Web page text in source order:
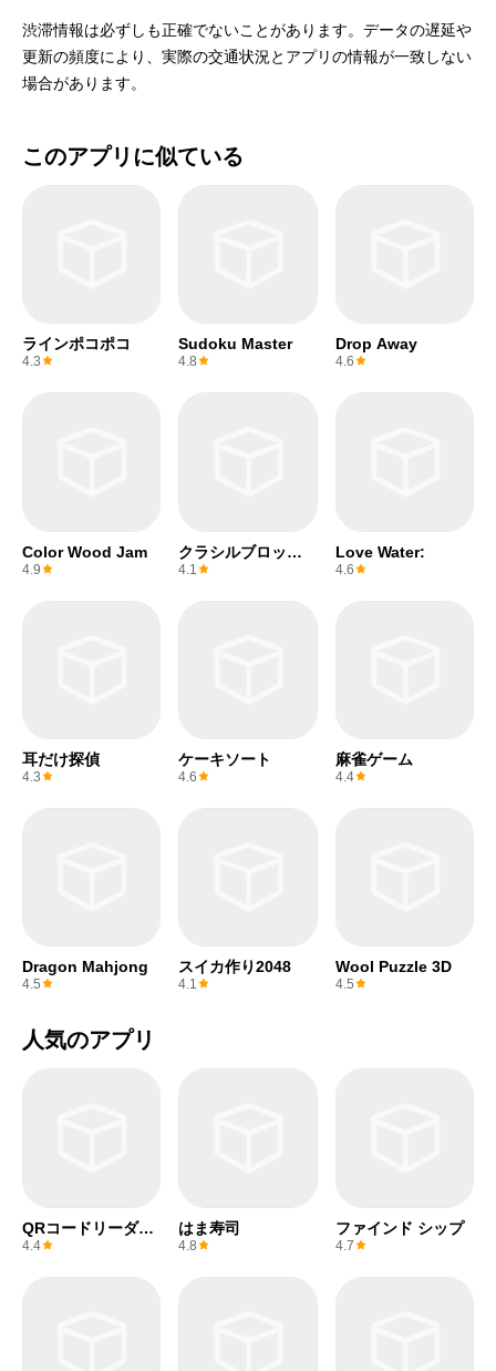
渋滞情報は必ずしも正確でないことがあります。データの遅延や
更新の頻度により、実際の交通状況とアプリの情報が一致しない
場合があります。
このアプリに似ている
ラインポコポコ
4.3
Sudoku Master
4.8
Drop Away
4.6
Color Wood Jam
4.9
クラシルブロック
パズル ポイ活ゲ
4.1
Love Water:
4.6
耳だけ探偵
4.3
ケーキソート
4.6
麻雀ゲーム
4.4
Dragon Mahjong
4.5
スイカ作り2048
4.1
Wool Puzzle 3D
4.5
人気のアプリ
QRコードリーダー
(無料)
4.4
はま寿司
4.8
ファインド シップ
4.7